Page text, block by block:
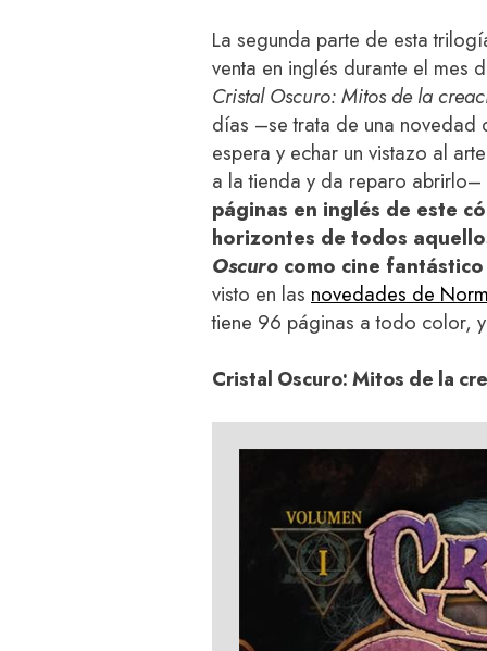
La segunda parte de esta
venta en inglés durante el mes
Cristal Oscuro: Mitos de la
días –se trata de una
espera y echar un vistazo al
a la tienda y da reparo
páginas en inglés de este
horizontes de todos
Oscuro como cine
visto en las novedades de
tiene 96 páginas a todo color,
Cristal Oscuro: Mitos de la